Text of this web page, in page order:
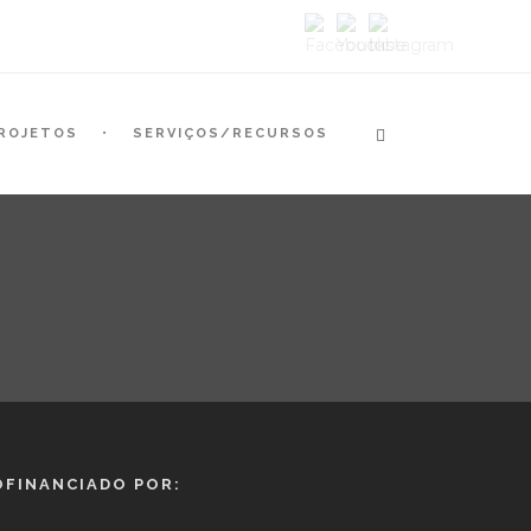
SERVIÇOS/RECURSOS
POR: